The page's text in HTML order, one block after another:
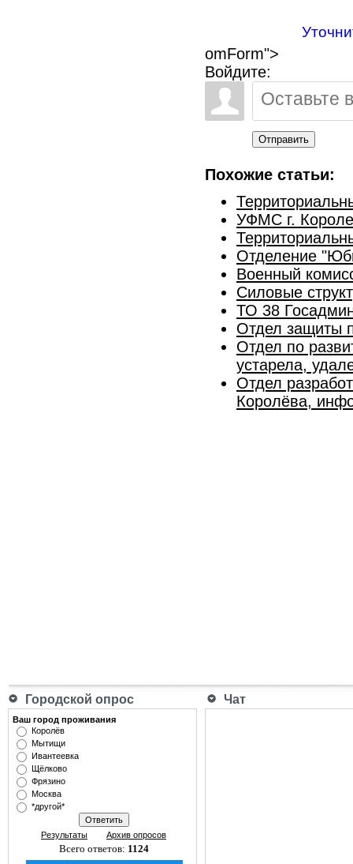
omForm">
Войдите:
Отправить
Похожие статьи:
УФМС г.
Отделение
Военный
Силовые
ТО 38
Отдел защиты
Отдел по
устарела,
Отдел
Королёва,
Городской опрос Чат
Ваш город проживания
Королёв
Мытищи
Ивантеевка
Щёлково
Фрязино
Москва
*другой*
Результаты Архив опросов
Всего ответов: 1124